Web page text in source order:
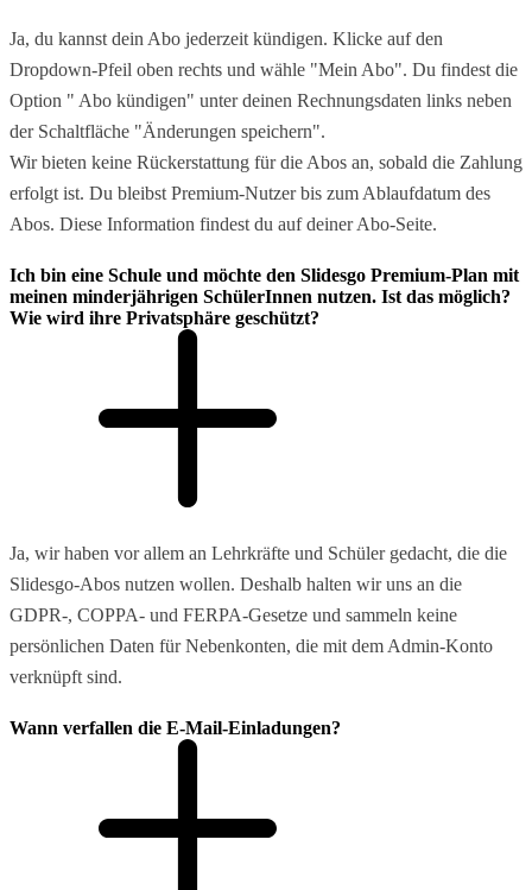
Ja, du kannst dein Abo jederzeit kündigen. Klicke auf den
Dropdown-Pfeil oben rechts und wähle "Mein Abo". Du findest die
Option " Abo kündigen" unter deinen Rechnungsdaten links neben
der Schaltfläche "Änderungen speichern".
Wir bieten keine Rückerstattung für die Abos an, sobald die Zahlung
erfolgt ist. Du bleibst Premium-Nutzer bis zum Ablaufdatum des
Abos. Diese Information findest du auf deiner Abo-Seite.
Ich bin eine Schule und möchte den Slidesgo Premium-Plan mit
meinen minderjährigen SchülerInnen nutzen. Ist das möglich?
Wie wird ihre Privatsphäre geschützt?
Ja, wir haben vor allem an Lehrkräfte und Schüler gedacht, die die
Slidesgo-Abos nutzen wollen. Deshalb halten wir uns an die
GDPR-, COPPA- und FERPA-Gesetze und sammeln keine
persönlichen Daten für Nebenkonten, die mit dem Admin-Konto
verknüpft sind.
Wann verfallen die E-Mail-Einladungen?